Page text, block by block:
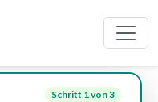
Schritt 1von 3